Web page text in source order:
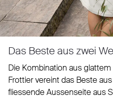
Das Beste aus zwei
Die Kombination aus
Frottier vereint das Beste
fliessende Aussenseite aus